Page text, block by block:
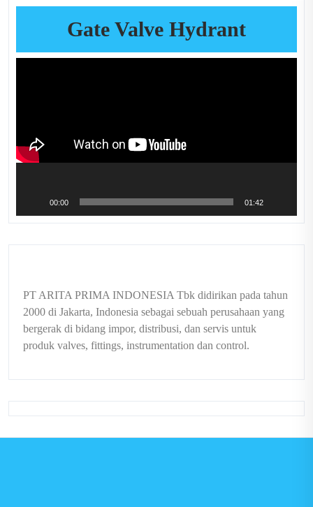
Gate Valve Hydrant
00:00 01:42
PT ARITA PRIMA INDONESIA Tbk didirikan pada tahun
2000 di Jakarta, Indonesia sebagai sebuah perusahaan yang
bergerak di bidang impor, distribusi, dan servis untuk
produk valves, fittings, instrumentation dan control.